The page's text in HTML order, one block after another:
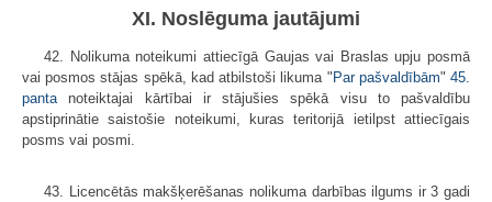
XI. Noslēguma jautājumi
42. Nolikuma noteikumi attiecīgā Gaujas vai Braslas upju posmā
vai posmos stājas spēkā, kad atbilstoši likuma " Par pašvaldībām"45.
pantanoteiktajai kārtībai ir stājušies spēkā visu to pašvaldību
apstiprinātie saistošie noteikumi, kuras teritorijā ietilpst attiecīgais
posms vai posmi.
43. Licencētās makšķerēšanas nolikuma darbības ilgums ir 3 gadi